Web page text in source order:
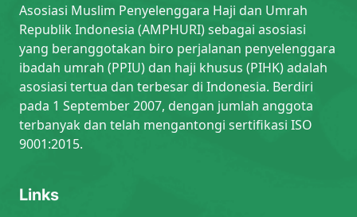
Asosiasi Muslim Penyelenggara Haji dan Umrah
Republik Indonesia (AMPHURI) sebagai asosiasi
yang beranggotakan biro perjalanan penyelenggara
ibadah umrah (PPIU) dan haji khusus (PIHK) adalah
asosiasi tertua dan terbesar di Indonesia. Berdiri
pada 1 September 2007, dengan jumlah anggota
terbanyak dan telah mengantongi sertifikasi ISO
9001:2015.
Links